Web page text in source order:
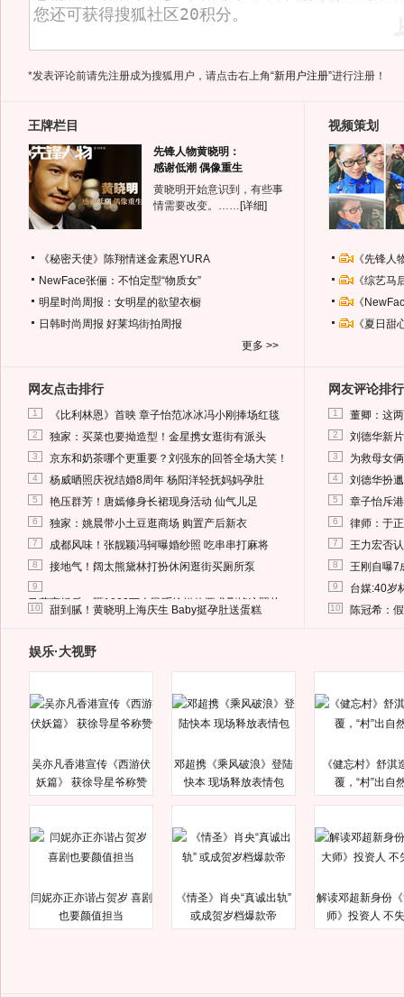
*发表评论前请先注册成为搜狐用户，请点击右上角“新用户注册”进行注册！
王牌栏目
先锋人物黄晓明：
感谢低潮 偶像重生
黄晓明开始意识到，有些事
情需要改变。…… [详细]
《秘密天使》陈翔情迷金素恩YURA
NewFace张俪：不怕定型“物质女”
明星时尚周报：女明星的欲望衣橱
日韩时尚周报 好莱坞街拍周报
更多 >>
视频策划
《先锋
《综艺
《
《夏日
网友点击排行
1 《比利林恩》首映 章子怡范冰冰冯小刚捧场红毯
2 独家：买菜也要拗造型！金星携女逛街有派头
3 京东和奶茶哪个更重要？刘强东的回答全场大笑！
4 杨威晒照庆祝结婚8周年 杨阳洋轻抚妈妈孕肚
5 艳压群芳！唐嫣修身长裙现身活动 仙气儿足
6 独家：姚晨带小土豆逛商场 购置产后新衣
7 成都风味！张靓颖冯轲曝婚纱照 吃串串打麻将
8 接地气！阔太熊黛林打扮休闲逛街买厕所泵
9
马蓉离婚后，砸1000万人民币给媒体要求删掉这照片
10 甜到腻！黄晓明上海庆生 Baby挺孕肚送蛋糕
网友评论排行
1 董卿：这
2 刘德华新
3 为救母女
4 刘德华扮
5 章子怡斥
6 律师：于
7 王力宏否
8 王刚自曝7
9 台媒:40岁
10 陈冠希：
娱乐·大视野
吴亦凡香港宣传《西游伏
妖篇》 获徐导星爷称赞
邓超携《乘风破浪》登陆
快本 现场释放表情包
《健忘村》舒淇
覆，“村”出自
闫妮亦正亦谐占贺岁 喜剧
也要颜值担当
《情圣》肖央“真诚出轨”
或成贺岁档爆款帝
解读邓超新身份
师》投资人 不